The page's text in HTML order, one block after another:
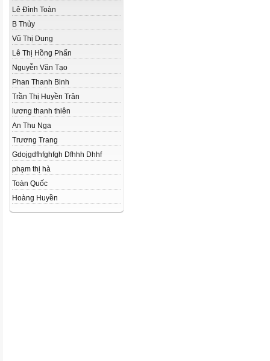
Lê Đình Toàn
B Thủy
Vũ Thị Dung
Lê Thị Hồng Phấn
Nguyễn Văn Tạo
Phan Thanh Binh
Trần Thị Huyền Trân
lương thanh thiên
An Thu Nga
Trương Trang
Gdojgdfhfghfgh Dfhhh Dhhf
phạm thị hà
Toàn Quốc
Hoàng Huyền